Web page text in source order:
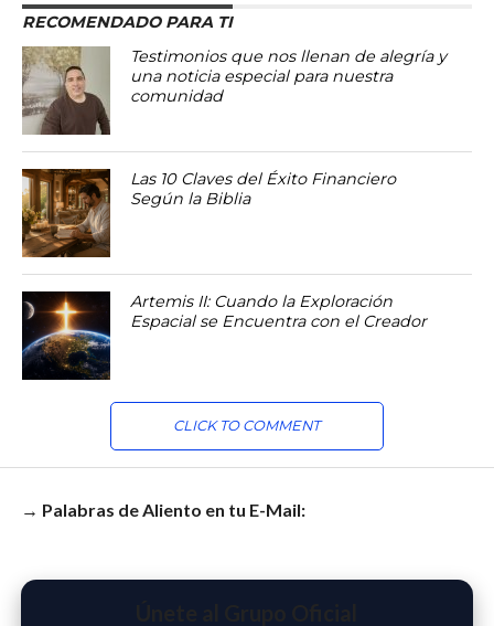
RECOMENDADO PARA TI
Testimonios que nos llenan de alegría y
una noticia especial para nuestra
comunidad
Las 10 Claves del Éxito Financiero
Según la Biblia
Artemis II: Cuando la Exploración
Espacial se Encuentra con el Creador
CLICK TO COMMENT
→ Palabras de Aliento en tu E-Mail: